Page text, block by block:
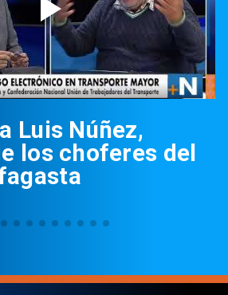
Luis Núñez,
los choferes del